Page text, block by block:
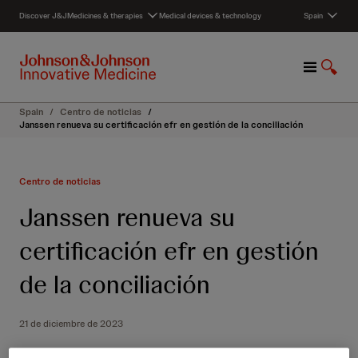
c
Discover J&JMedicines & therapies Medical devices & technology Spain
M
n
S
o
Spain / Centro de noticias /
Janssen renueva su certificación efr en gestión de la conciliación
Centro de noticias
Janssen renueva su
certificación efr en gestión
de la conciliación
21 de diciembre de 2023